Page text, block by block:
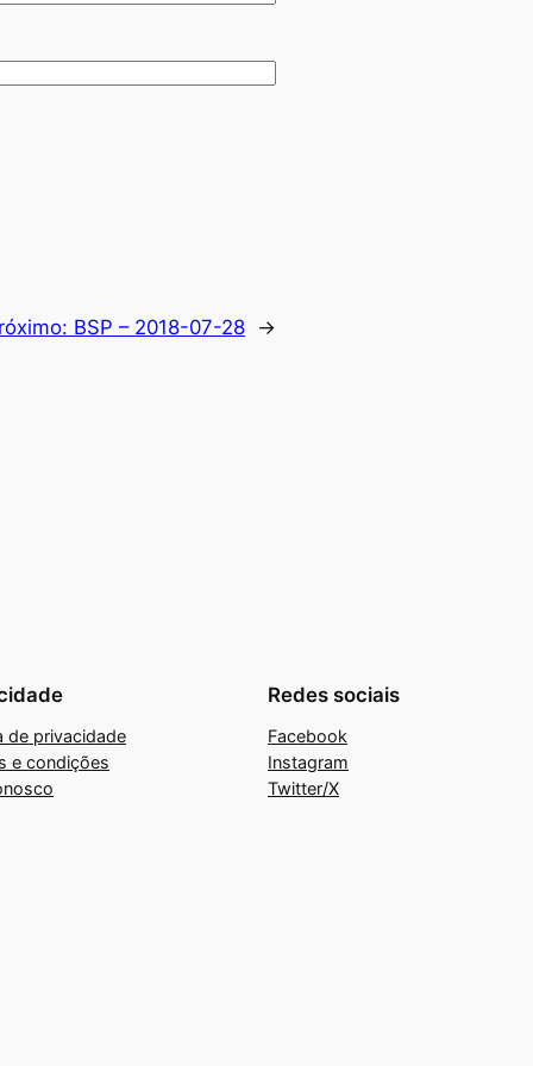
BSP – 2018-07-28 →
de privacidade
e condições
Redes sociais
Facebook
Instagram
Twitter/X